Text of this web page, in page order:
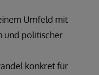
Umfeld mit
und politischer
konkret für